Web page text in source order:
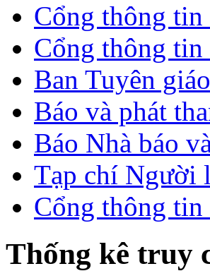
Cổng thông
Cổng thông
Ban Tuyên
Báo và phát
Báo Nhà báo
Tạp chí Người
Cổng thông
Thống kê truy